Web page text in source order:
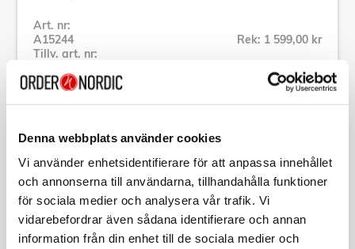
Denna webbplats använder cookies
Vi använder enhetsidentifierare för att anpassa innehållet
och annonserna till användarna, tillhandahålla funktioner
för sociala medier och analysera vår trafik. Vi
vidarebefordrar även sådana identifierare och annan
information från din enhet till de sociala medier och
Art. nr:
A15244
Tillv. art. nr:
Rek: 1 599,00 kr
Se alla produkter inom Hoover
Beskrivning
Art. nr:A15244